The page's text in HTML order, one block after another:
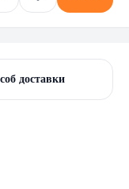
доставки